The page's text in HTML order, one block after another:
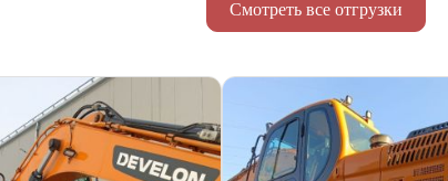
Смотреть все отгрузки